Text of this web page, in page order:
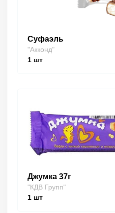
Суфаэль
"Акконд"
1 шт
Джумка 37г
"КДВ Групп"
1 шт